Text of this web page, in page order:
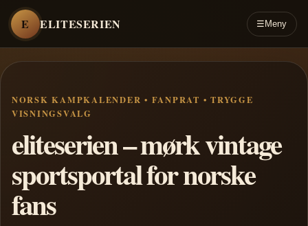
E ELITESERIEN ☰ Meny
NORSK KAMPKALENDER • FANPRAT • TRYGGE
VISNINGSVALG
eliteserien – mørk vintage
sportsportal for norske
fans